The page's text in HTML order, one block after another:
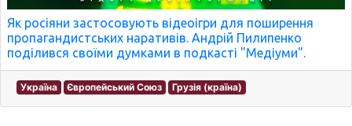
Як росіяни застосовують відеоігри для поширення
пропагандистських наративів. Андрій Пилипенко
поділився своїми думками в подкасті "Медіуми".
Україна Європейський Союз Грузія (країна)